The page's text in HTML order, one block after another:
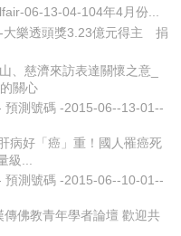
06-13-04-104年4月份...
大樂透頭獎3.23億元得主 捐
、慈濟來訪表達關懷之意_
關心
測號碼 -2015-06--13-01--
病好「癌」重！國人罹癌死
級...
測號碼 -2015-06--10-01--
佛教青年學者論壇 歡迎共